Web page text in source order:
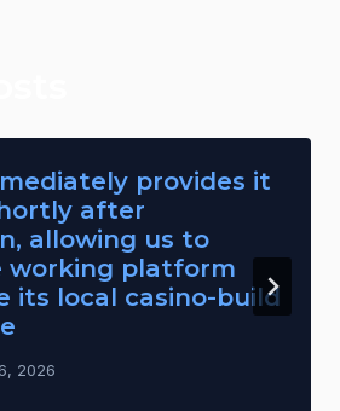
provides it
after
allowing us to
working platform
its local casino-build
2026